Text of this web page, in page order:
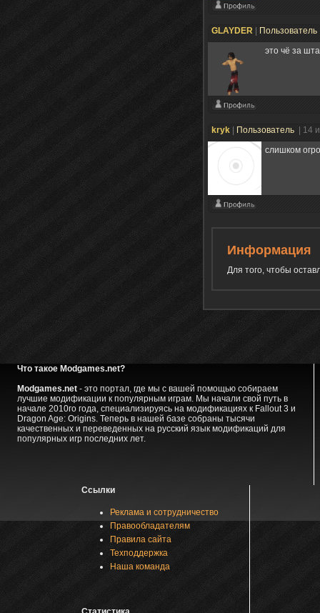
GLAYDER Пользователь
это чё за
kryk Пользователь
| 14
слишком
Информация
Для того, чтобы
Что такое Modgames.net?
Modgames.net- это портал, где мы с вашей помощью собираем
лучшие модификации к популярным играм. Мы начали свой путь в
начале 2010го года, специализируясь на модификациях к Fallout 3 и
Dragon Age: Origins. Теперь в нашей базе собраны тысячи
качественных и переведенных на русский язык модификаций для
популярных игр последних лет.
Ссылки
Реклама и сотрудничество
Правообладателям
Правила сайта
Техподдержка
Наша команда